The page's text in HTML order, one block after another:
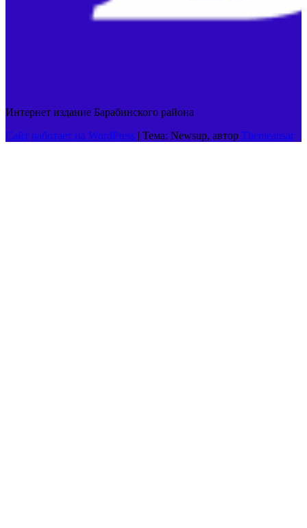
Интернет издание Барабинского района
Сайт работает на WordPress | Тема: Newsup, автор Themeansar